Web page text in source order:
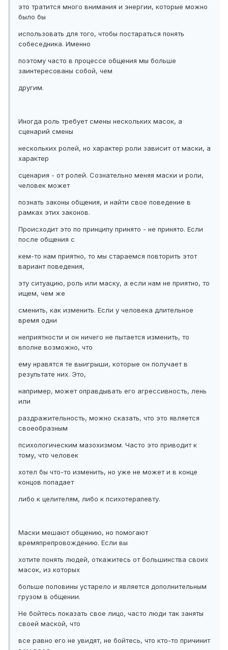
это тратится много внимания и энергии, которые можно
было бы
использовать для того, чтобы постараться понять
собеседника. Именно
поэтому часто в процессе общения мы больше
заинтересованы собой, чем
другим.
Иногда роль требует смены нескольких масок, а
сценарий смены
нескольких ролей, но характер роли зависит от маски, а
характер
сценария - от ролей. Сознательно меняя маски и роли,
человек может
познать законы общения, и найти свое поведение в
рамках этих законов.
Происходит это по принципу принято - не принято. Если
после общения с
кем-то нам приятно, то мы стараемся повторить этот
вариант поведения,
эту ситуацию, роль или маску, а если нам не приятно, то
ищем, чем же
сменить, как изменить. Если у человека длительное
время одни
неприятности и он ничего не пытается изменить, то
вполне возможно, что
ему нравятся те выигрыши, которые он получает в
результате них. Это,
например, может оправдывать его агрессивность, лень
или
раздражительность, можно сказать, что это является
своеобразным
психологическим мазохизмом. Часто это приводит к
тому, что человек
хотел бы что-то изменить, но уже не может и в конце
концов попадает
либо к целителям, либо к психотерапевту.
Маски мешают общению, но помогают
времяпрепровождению. Если вы
хотите понять людей, откажитесь от большинства своих
масок, из которых
больше половины устарело и является дополнительным
грузом в общении.
Не бойтесь показать свое лицо, часто люди так заняты
своей маской, что
все равно его не увидят, не бойтесь, что кто-то причинит